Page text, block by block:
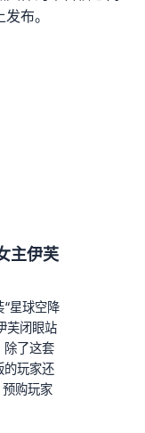
布。
主伊芙
星球空降
芙闭眼站
除了这套
的玩家还
预购玩家